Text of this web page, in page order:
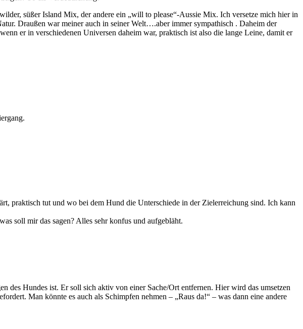
süßer Island Mix, der andere ein „will to please“-Aussie Mix. Ich versetze mich hier in
Draußen war meiner auch in seiner Welt….aber immer sympathisch . Daheim der
er in verschiedenen Universen daheim war, praktisch ist also die lange Leine, damit er
praktisch tut und wo bei dem Hund die Unterschiede in der Zielerreichung sind. Ich kann
soll mir das sagen? Alles sehr konfus und aufgebläht.
des Hundes ist. Er soll sich aktiv von einer Sache/Ort entfernen. Hier wird das umsetzen
Man könnte es auch als Schimpfen nehmen – „Raus da!“ – was dann eine andere